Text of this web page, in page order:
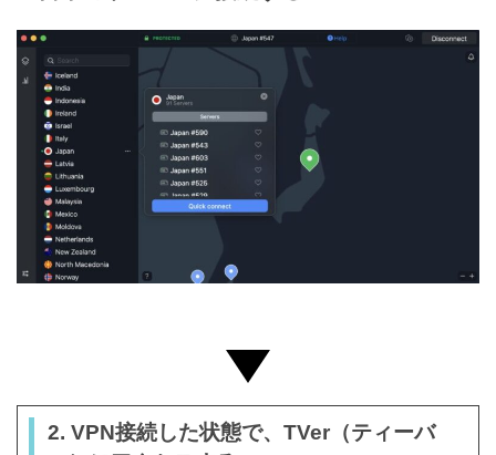
2. VPN接続した状態で、TVer（ティーバ